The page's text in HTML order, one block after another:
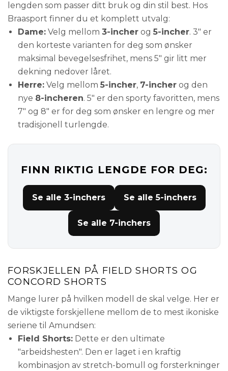
lengden som passer ditt bruk og din stil best. Hos
Braasport finner du et komplett utvalg:
Dame: Velg mellom 3-incher og 5-incher. 3" er
den korteste varianten for deg som ønsker
maksimal bevegelsesfrihet, mens 5" gir litt mer
dekning nedover låret.
Herre: Velg mellom 5-incher, 7-incher og den
nye 8-incheren. 5" er den sporty favoritten, mens
7" og 8" er for deg som ønsker en lengre og mer
tradisjonell turlengde.
FINN RIKTIG LENGDE FOR DEG:
Se alle 3-inchers Se alle 5-inchers
Se alle 7-inchers
FORSKJELLEN PÅ FIELD SHORTS OG
CONCORD SHORTS
Mange lurer på hvilken modell de skal velge. Her er
de viktigste forskjellene mellom de to mest ikoniske
seriene til Amundsen:
Field Shorts: Dette er den ultimate
"arbeidshesten". Den er laget i en kraftig
kombinasjon av stretch-bomull og forsterkninger